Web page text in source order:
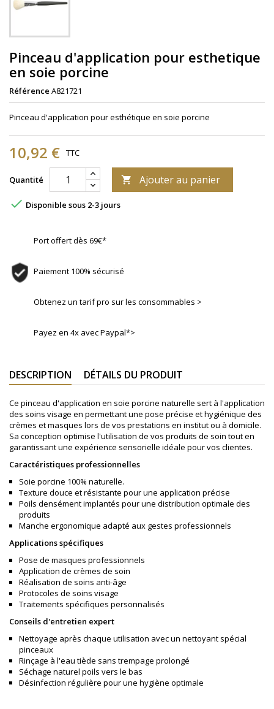
Pinceau d'application pour esthetique
en soie porcine
Référence A821721
Pinceau d'application pour esthétique en soie porcine
10,92 € TTC
Quantité  Ajouter au panier
 Disponible sous 2-3 jours
Port offert dès 69€*
Paiement 100% sécurisé
Obtenez un tarif pro sur les consommables >
Payez en 4x avec Paypal*>
DESCRIPTION DÉTAILS DU PRODUIT
Ce pinceau d'application en soie porcine naturelle sert à l'application
des soins visage en permettant une pose précise et hygiénique des
crèmes et masques lors de vos prestations en institut ou à domicile.
Sa conception optimise l'utilisation de vos produits de soin tout en
garantissant une expérience sensorielle idéale pour vos clientes.
Caractéristiques professionnelles
Soie porcine 100% naturelle.
Texture douce et résistante pour une application précise
Poils densément implantés pour une distribution optimale des
produits
Manche ergonomique adapté aux gestes professionnels
Applications spécifiques
Pose de masques professionnels
Application de crèmes de soin
Réalisation de soins anti-âge
Protocoles de soins visage
Traitements spécifiques personnalisés
Conseils d'entretien expert
Nettoyage après chaque utilisation avec un nettoyant spécial
pinceaux
Rinçage à l'eau tiède sans trempage prolongé
Séchage naturel poils vers le bas
Désinfection régulière pour une hygiène optimale